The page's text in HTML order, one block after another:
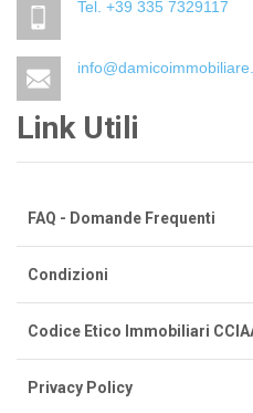
Tel. +39 335 7329117
Link Utili
FAQ - Domande Frequenti
Condizioni
Codice Etico Immobiliari
Privacy Policy